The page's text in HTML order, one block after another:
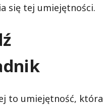
się tej umiejętności.
to umiejętność, która